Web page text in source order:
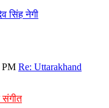
सिंह नेगी
PM Re: Uttarakhand
संगीत